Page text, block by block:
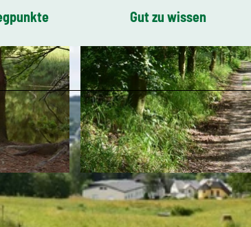
© Corinna Bergelt, Greifensteinregion |CC-BY-ND
Gut zu wissen